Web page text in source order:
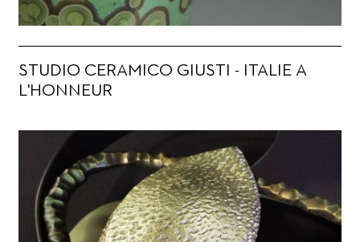
STUDIO CERAMICO GIUSTI - ITALIE A
L'HONNEUR